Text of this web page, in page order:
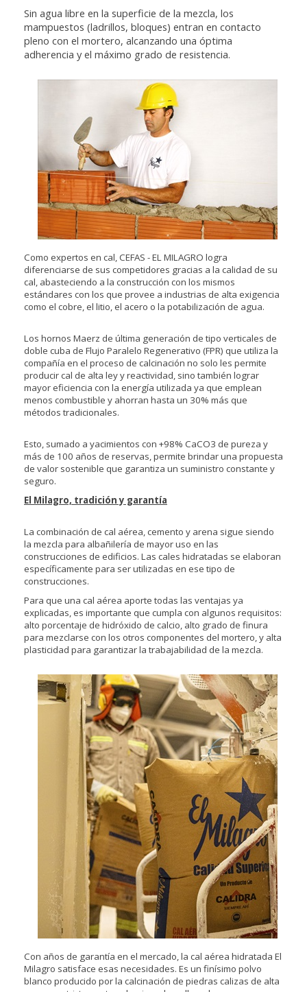
Sin agua libre en la superficie de la mezcla, los
mampuestos (ladrillos, bloques) entran en contacto
pleno con el mortero, alcanzando una óptima
adherencia y el máximo grado de resistencia.
Como expertos en cal, CEFAS - EL MILAGRO logra
diferenciarse de sus competidores gracias a la calidad de su
cal, abasteciendo a la construcción con los mismos
estándares con los que provee a industrias de alta exigencia
como el cobre, el litio, el acero o la potabilización de agua.
Los hornos Maerz de última generación de tipo verticales de
doble cuba de Flujo Paralelo Regenerativo (FPR) que utiliza la
compañía en el proceso de calcinación no solo les permite
producir cal de alta ley y reactividad, sino también lograr
mayor eficiencia con la energía utilizada ya que emplean
menos combustible y ahorran hasta un 30% más que
métodos tradicionales.
Esto, sumado a yacimientos con +98% CaCO3 de pureza y
más de 100 años de reservas, permite brindar una propuesta
de valor sostenible que garantiza un suministro constante y
seguro.
El Milagro, tradición y garantía
La combinación de cal aérea, cemento y arena sigue siendo
la mezcla para albañilería de mayor uso en las
construcciones de edificios. Las cales hidratadas se elaboran
específicamente para ser utilizadas en ese tipo de
construcciones.
Para que una cal aérea aporte todas las ventajas ya
explicadas, es importante que cumpla con algunos requisitos:
alto porcentaje de hidróxido de calcio, alto grado de finura
para mezclarse con los otros componentes del mortero, y alta
plasticidad para garantizar la trabajabilidad de la mezcla.
Con años de garantía en el mercado, la cal aérea hidratada El
Milagro satisface esas necesidades. Es un finísimo polvo
blanco producido por la calcinación de piedras calizas de alta